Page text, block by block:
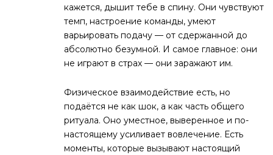
кажется, дышит тебе в спину. Они чувствуют
темп, настроение команды, умеют
варьировать подачу — от сдержанной до
абсолютно безумной. И самое главное: они
не играют в страх — они заражают им.
Физическое взаимодействие есть, но
подаётся не как шок, а как часть общего
ритуала. Оно уместное, выверенное и по-
настоящему усиливает вовлечение. Есть
моменты, которые вызывают настоящий